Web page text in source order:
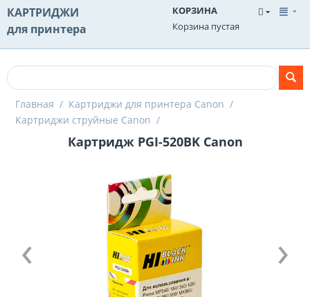
КАРТРИДЖИ
для принтера
КОРЗИНА
Корзина пустая
Главная / Картриджи для принтера Canon /
Картриджи струйные Canon /
Картридж PGI-520BK Canon